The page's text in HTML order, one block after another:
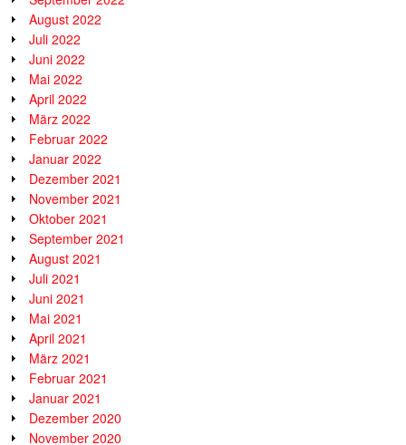
August 2022
Juli 2022
Juni 2022
Mai 2022
April 2022
März 2022
Februar 2022
Januar 2022
Dezember 2021
November 2021
Oktober 2021
September 2021
August 2021
Juli 2021
Juni 2021
Mai 2021
April 2021
März 2021
Februar 2021
Januar 2021
Dezember 2020
November 2020